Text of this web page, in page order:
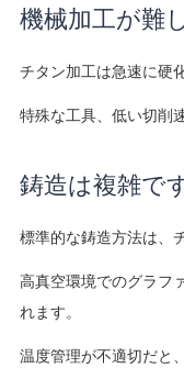
機械加工が難
チタン加工は急速に硬
特殊な工具、低い切削
鋳造は複雑で
標準的な鋳造方法は、
高真空環境でのグラフ
れます。
温度管理が不適切だと